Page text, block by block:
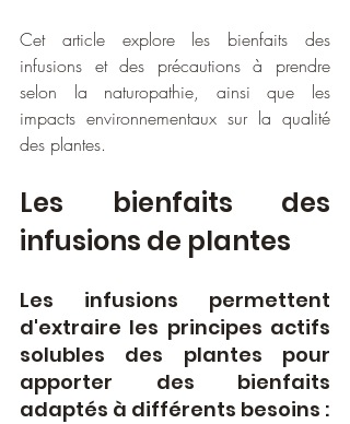
Cet article explore les bienfaits des
infusions et des précautions à prendre
selon la naturopathie, ainsi que les
impacts environnementaux sur la qualité
des plantes.
Les bienfaits des
infusions de plantes
Les infusions permettent
d'extraire les principes actifs
solubles des plantes pour
apporter des bienfaits
adaptés à différents besoins :